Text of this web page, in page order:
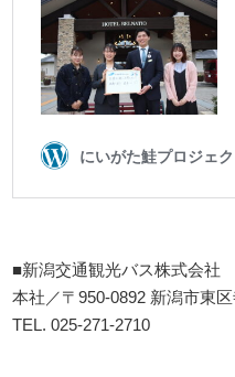
■新潟交通観光バス株式会社
本社／〒950-0892 新潟市東
TEL. 025-271-2710